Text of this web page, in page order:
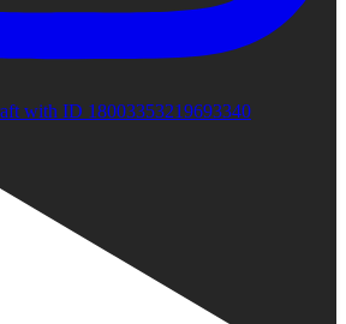
with ID 18003353219693340